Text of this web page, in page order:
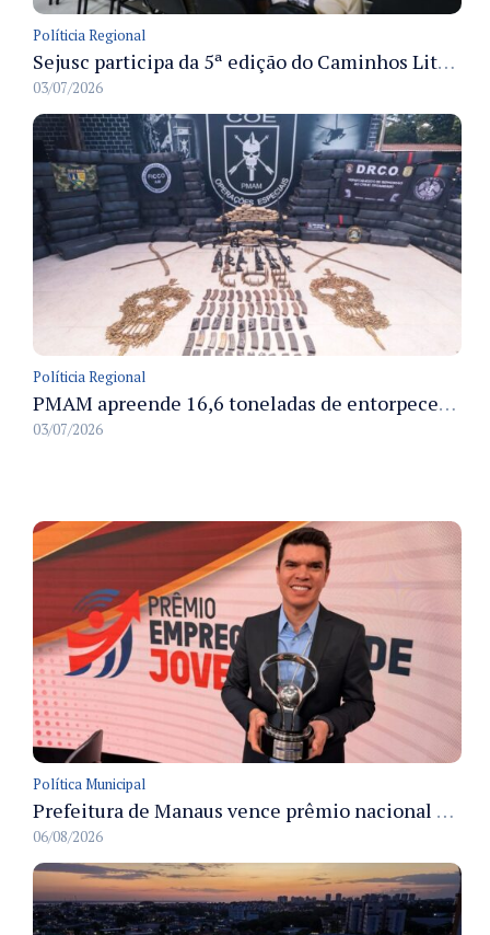
Políticia Regional
Sejusc participa da 5ª edição do Caminhos Literários com foco na cultura hip-hop nas unidades socioeducativas
03/07/2026
Políticia Regional
PMAM apreende 16,6 toneladas de entorpecentes e registra aumento nas prisões em flagrante e nas capturas de foragidos no primeiro semestre de 2026
03/07/2026
Política Municipal
Prefeitura de Manaus vence prêmio nacional na categoria Estágio e recebe troféu em São Paulo
06/08/2026